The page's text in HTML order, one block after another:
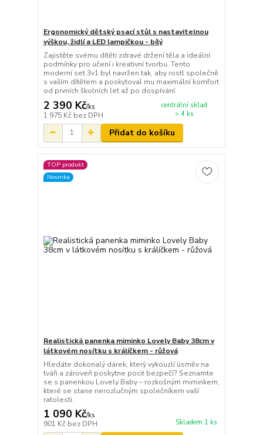
Ergonomický dětský psací stůl s nastavitelnou
výškou, židlí a LED lampičkou - bílý
Zajistěte svému dítěti zdravé držení těla a ideální
podmínky pro učení i kreativní tvorbu. Tento
moderní set 3v1 byl navržen tak, aby rostl společně
s vaším dítětem a poskytoval mu maximální komfort
od prvních školních let až po dospívání.
2 390 Kč/ks
1 975 Kč bez DPH
centrální sklad
> 4 ks
Přidat do košíku
TOP produkt
Novinka
Realistická panenka miminko Lovely Baby 38cm v
látkovém nosítku s králíčkem - růžová
Hledáte dokonalý dárek, který vykouzlí úsměv na
tváři a zároveň poskytne pocit bezpečí? Seznamte
se s panenkou Lovely Baby – rozkošným miminkem,
které se stane nerozlučným společníkem vaší
ratolesti.
1 090 Kč/ks
901 Kč bez DPH Skladem 1 ks